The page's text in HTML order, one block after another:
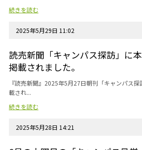
続きを読む
2025年5月29日 11:02
読売新聞「キャンパス探訪」に
掲載されました。
『読売新聞』2025年5月27日朝刊「キャンパス
載され...
続きを読む
2025年5月28日 14:21